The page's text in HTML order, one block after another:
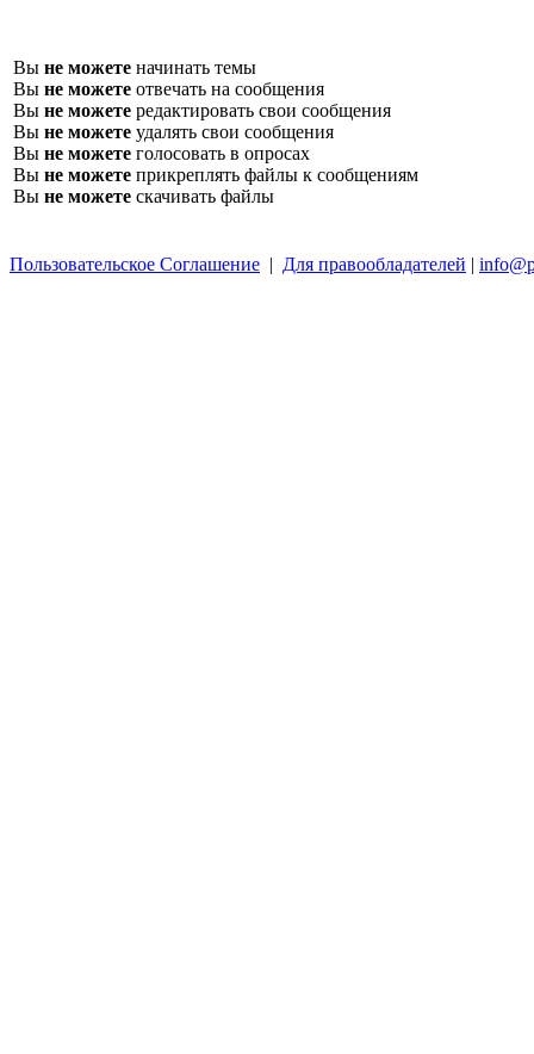
Вы не можете начинать темы
Вы не можете отвечать на сообщения
Вы не можете редактировать свои сообщения
Вы не можете удалять свои сообщения
Вы не можете голосовать в опросах
Вы не можете прикреплять файлы к сообщениям
Вы не можете скачивать файлы
Пользовательское Соглашение | Для правообладателей |